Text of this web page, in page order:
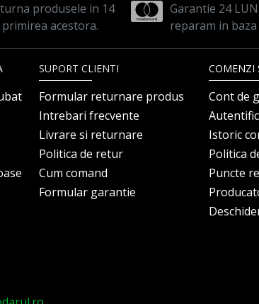
produsele in 14
primirea acestora.
Garantie 24
reparam in
SUPORT CLIENTI
Formular returnare produs
Intrebari frecvente
Livrare si returnare
Politica de retur
Cum comand
Formular garantie
COMENZI
Cont de
Istoric
Politica
Puncte